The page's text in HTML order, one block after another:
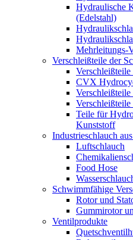
Hydraulische
(Edelstahl)
Mehrleitungs-
Verschleißteile der
CVX
Teile für
Kunststoff
Industrieschlauch
Luftschlauch
Food Hose
Schwimmfähige
Rotor und
Gummirotor
Ventilprodukte